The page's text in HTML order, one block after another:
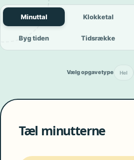
Minuttal Klokketal
Byg tiden Tidsrække
Vælg opgavetype Hel
Tæl minutterne